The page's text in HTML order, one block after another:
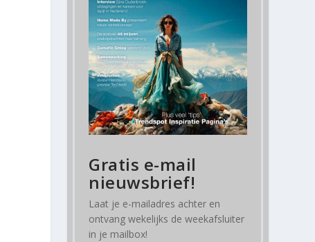
Gratis e-mail
nieuwsbrief!
Laat je e-mailadres achter en
ontvangwekelijks de weekafsluiter
in je mailbox!